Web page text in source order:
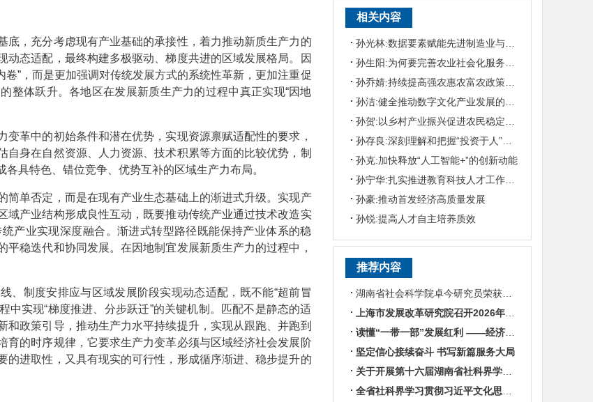
，充分考虑现有产业基础的承接性，着力推动新质生产力的
态适配，最终构建多极驱动、梯度共进的区域发展格局。因
卷”，而是更加强调对传统发展方式的系统性革新，更加注重促
整体跃升。各地区在发展新质生产力的过程中真正实现“因地
变革中的初始条件和潜在优势，实现资源禀赋适配性的要求，
身在自然资源、人力资源、技术积累等方面的比较优势，制
具特色、错位竞争、优势互补的区域生产力布局。
简单否定，而是在现有产业生态基础上的渐进式升级。实现产
域产业结构形成良性互动，既要推动传统产业通过技术改造实
产业实现深度融合。渐进式转型路径既能保持产业体系的稳
稳迭代和协同发展。在因地制宜发展新质生产力的过程中，
、制度安排应与区域发展阶段实现动态适配，既不能“超前冒
中实现“梯度推进、分步跃迁”的关键机制。匹配不是静态的适
政策引导，推动生产力水平持续提升，实现从跟跑、并跑到
的时序规律，它要求生产力变革必须与区域经济社会发展阶
进取性，又具有现实的可行性，形成循序渐进、稳步提升的
相关内容
孙光林:数据要素赋能先进制造业与生产性服务业融合
孙乔婧:持续提高强农惠农富农政策效能
孙存良:深刻理解和把握“投资于人”的丰富意蕴和实践要求
孙克:加快释放“人工智能+”的创新动能
孙宁华:扎实推进教育科技人才工作深度耦合
孙豪:推动首发经济高质量发展
孙锐:提高人才自主培养质效
推荐内容
湖南省社会科学院卓今研究员荣获第九届鲁迅文学奖
上海市发展改革研究院召开2026年半年度工作会议
读懂“一带一部”发展红利 ——经济学专家谈湖南区位优势
坚定信心接续奋斗 书写新篇服务大局
关于开展第十六届湖南省社科界学术年会征文活动的通知